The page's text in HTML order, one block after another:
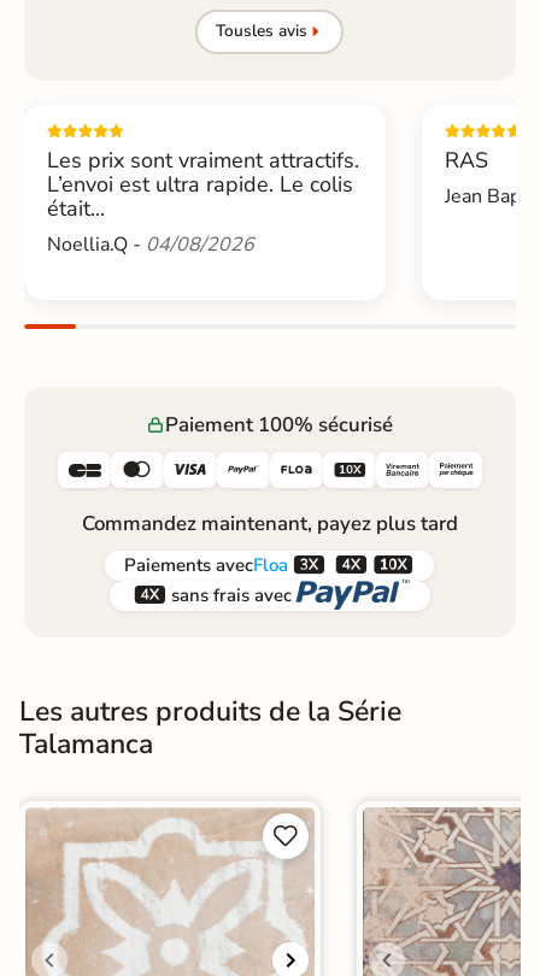
Tousles avis
Les prix sont vraiment attractifs.
L’envoi est ultra rapide. Le colis
était...
Noellia.Q - 04/08/2026
RAS
Jean
Paiement 100% sécurisé
     
Commandez maintenant, payez plus tard
Paiements avecFloa  
 sans frais avec 
Les autres produits de la Série
Talamanca

